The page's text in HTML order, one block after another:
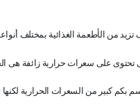
من الأطعمة الغذائية بمختلف
تحتوى على سعرات حرارية زائفة هى
بكم كبير من السعرات الحرارية لكنها